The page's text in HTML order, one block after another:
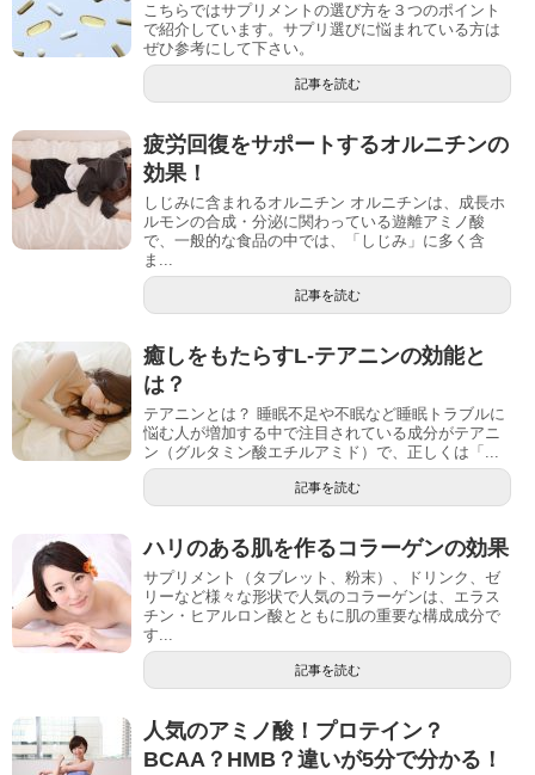
こちらではサプリメントの選び方を３つのポイント
で紹介しています。サプリ選びに悩まれている方は
ぜひ参考にして下さい。
記事を読む
疲労回復をサポートするオルニチンの
効果！
しじみに含まれるオルニチン オルニチンは、成長ホ
ルモンの合成・分泌に関わっている遊離アミノ酸
で、一般的な食品の中では、「しじみ」に多く含
ま...
記事を読む
癒しをもたらすL-テアニンの効能と
は？
テアニンとは？ 睡眠不足や不眠など睡眠トラブルに
悩む人が増加する中で注目されている成分がテアニ
ン（グルタミン酸エチルアミド）で、正しくは「...
記事を読む
ハリのある肌を作るコラーゲンの効果
サプリメント（タブレット、粉末）、ドリンク、ゼ
リーなど様々な形状で人気のコラーゲンは、エラス
チン・ヒアルロン酸とともに肌の重要な構成成分で
す...
記事を読む
人気のアミノ酸！プロテイン？
BCAA？HMB？違いが5分で分かる！